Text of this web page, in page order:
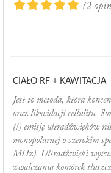
(2
CIAŁO RF + KAWITACJA
Jest to metoda, która
oraz likwidacji cellulitu.
(!) emisję ultradźwięków
monopolarnej o szerokim
MHz). Ultradźwięki
zwalczania komórek